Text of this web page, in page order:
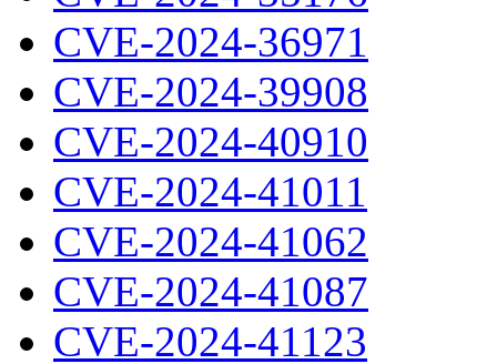
CVE-2024-36971
CVE-2024-39908
CVE-2024-40910
CVE-2024-41011
CVE-2024-41062
CVE-2024-41087
CVE-2024-41123